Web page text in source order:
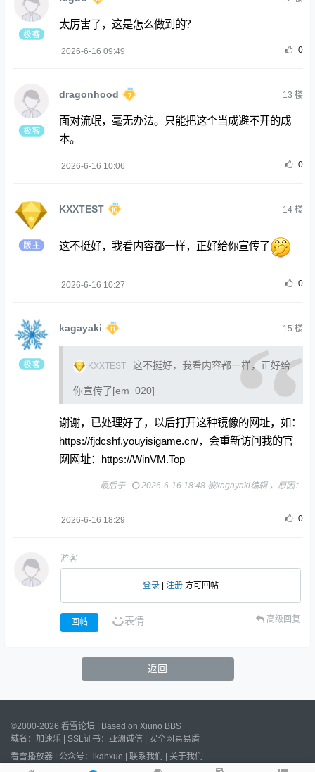
太厉害了，这是怎么做到的？
2026-6-16 09:49 0
dragonhood 13 楼
面对流氓，毫无办法。只能把这个当成避不开的成
本。
2026-6-16 10:06 0
KXXTEST 14楼
这不挺好，我看内容都一样，正好给你宣传了
2026-6-16 10:27 0
kagayaki 15 楼
KXXTEST 这不挺好，我看内容都一样，正好给
你宣传了[em_020]
谢谢，已处理好了，以后打开这种镜像的网址，如：
https://fjdcshf.youyisigame.cn/，会重新访问我的官
网网址：https://WinVM.Top
最后于 2026-6-16 18:48 被kagayaki编辑 ，原因：
2026-6-16 18:29 0
游客
登录 | 注册 方可回帖
回帖 表情 高级回复
返回
©2000-2026 看雪论坛 | Based on Xiuno BBS
域名： 加速乐 | SSL证书： 亚洲诚信
安全网易易盾
看雪播放器
公众号：ikanxue 联系我们
关于我们
Processed:
s, SQL: 沪ICP备2022023406号 /沪公网安备